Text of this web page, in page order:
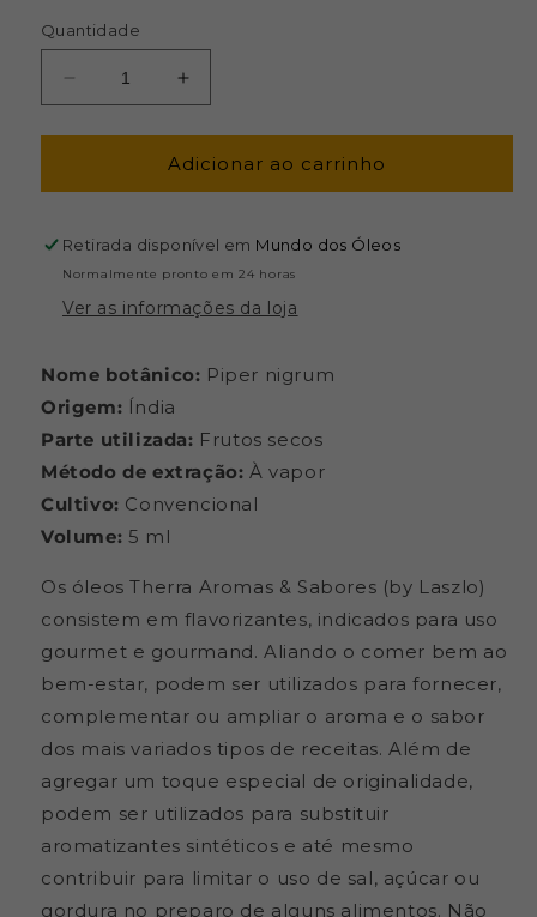
Quantidade
Diminuir
a
quantidade
Óleo
de
Pimenta
-
com
5ml
Aumentar
a
quantidade
de
Óleo
de
Pimenta
-
Frasco
5ml
Adicionar ao carrinho
Retirada disponível em Mundo dos Óleos
Normalmente pronto em 24 horas
Ver as informações da loja
Nome botânico: Piper nigrum
Origem: Índia
Parte utilizada: Frutos secos
Método de extração: À vapor
Cultivo: Convencional
Volume: 5 ml
Os óleos Therra Aromas & Sabores (by Laszlo)
consistem em flavorizantes, indicados para uso
gourmet e gourmand. Aliando o comer bem ao
bem-estar, podem ser utilizados para fornecer,
complementar ou ampliar o aroma e o sabor
dos mais variados tipos de receitas. Além de
agregar um toque especial de originalidade,
podem ser utilizados para substituir
aromatizantes sintéticos e até mesmo
contribuir para limitar o uso de sal, açúcar ou
gordura no preparo de alguns alimentos. Não